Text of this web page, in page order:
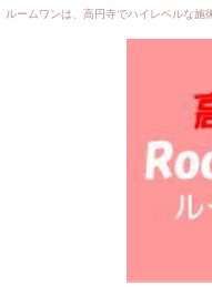
ルームワンは、高円寺でハイレベルな施